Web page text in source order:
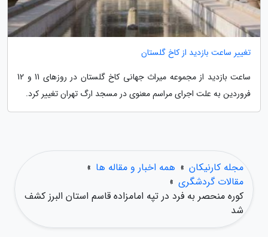
تغییر ساعت بازدید از کاخ گلستان
ساعت بازدید از مجموعه میراث جهانی کاخ گلستان در روزهای 11 و 12
فروردین به علت اجرای مراسم معنوی در مسجد ارگ تهران تغییر کرد.
مجله کارنیکان » همه اخبار و مقاله ها »
مقالات گردشگری »
کوره منحصر به فرد در تپه امامزاده قاسم استان البرز کشف
شد